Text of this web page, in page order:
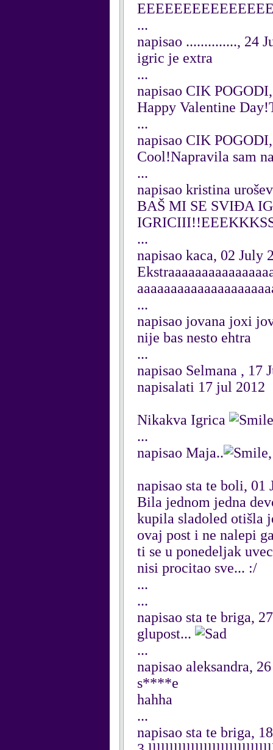
...
napisao .............., 24
igric je extra
...
napisao CIK
Happy Valentine
...
napisao CIK
Cool!Napravila sam
...
napisao kristina
BAŠ MI SE SVIĐA
...
napisao kaca, 02 July
...
napisao jovana joxi
nije bas nesto ehtra
...
napisao Selmana , 17
napisalati 17 jul 2012
Nikakva Igrica
...
napisao Maja..
napisao sta te boli, 01
Bila jednom jedna
kupila sladoled otišla
ovaj post i ne nalepi
ti se u ponedeljak
nisi procitao sve... :/
...
...
napisao sta te briga,
glupost...
...
napisao aleksandra,
s****e
hahha
...
napisao sta te briga,